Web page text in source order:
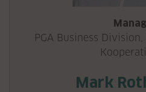
PGA Business
Mark